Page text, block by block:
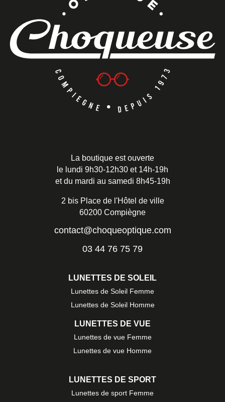
La boutique est ouverte
le lundi 9h30-12h30 et 14h-19h
et du mardi au samedi 8h45-19h
2 bis Place de l'Hôtel de ville
60200 Compiègne
contact@choqueoptique.com
03 44 76 75 79
LUNETTES DE SOLEIL
Lunettes de Soleil Femme
Lunettes de Soleil Homme
LUNETTES DE VUE
Lunettes de vue Femme
Lunettes de vue Homme
LUNETTES DE SPORT
Lunettes de sport Femme